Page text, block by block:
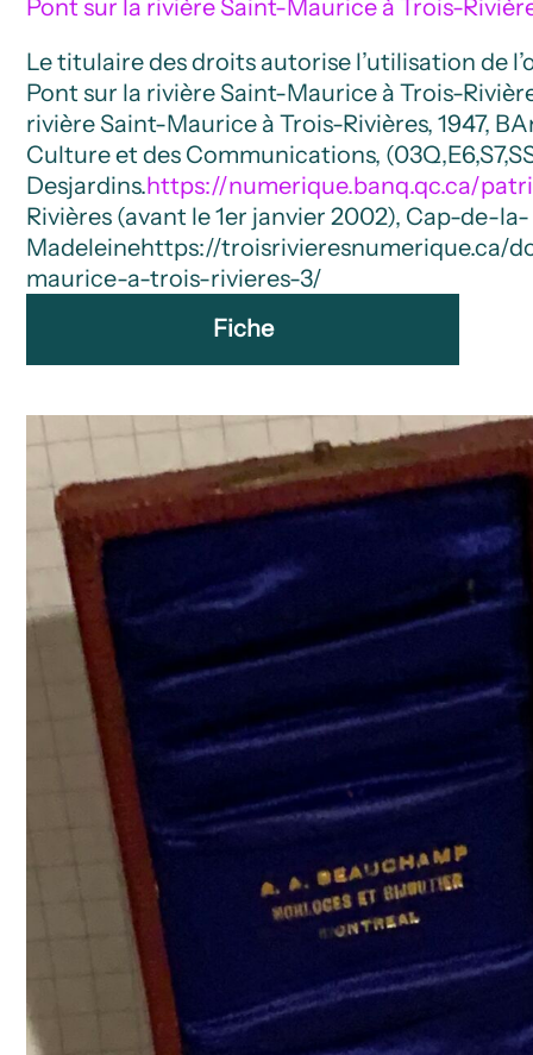
Pont sur la rivière Saint-Maurice à Trois-
Le titulaire des droits autorise l’utilisation de
Pont sur la rivière Saint-Maurice à Trois-
rivière Saint-Maurice à Trois-Rivières, 1947,
Culture et des Communications,
Desjardins.https://numerique.banq.qc.ca/
Rivières (avant le 1er janvier 2002), Cap-de-la-
Madeleinehttps://troisrivieresnumerique.ca/
maurice-a-trois-rivieres-3/
Fiche